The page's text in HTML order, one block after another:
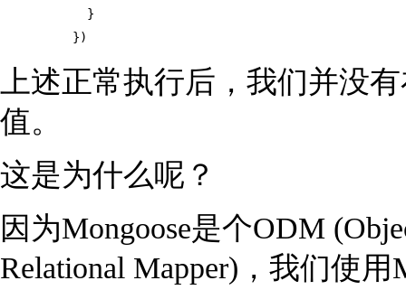
            }
          })
上述正常执行后，我们并没
值。
这是为什么呢？
因为Mongoose是个ODM
Relational Mapper)，我们使